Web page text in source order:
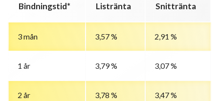
Bindningstid* Listränta Snittränta
3 mån 3,57 % 2,91 %
1 år 3,79 % 3,07 %
2 år 3,78 % 3,47 %